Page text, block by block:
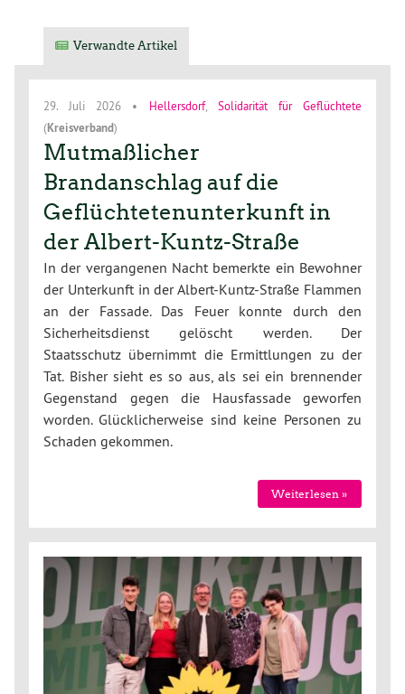
Verwandte Artikel
29. Juli 2026 • Hellersdorf, Solidarität für Geflüchtete
(Kreisverband)
Mutmaßlicher
Brandanschlag auf die
Geflüchtetenunterkunft in
der Albert-Kuntz-Straße
In der vergangenen Nacht bemerkte ein Bewohner
der Unterkunft in der Albert-Kuntz-Straße Flammen
an der Fassade. Das Feuer konnte durch den
Sicherheitsdienst gelöscht werden. Der
Staatsschutz übernimmt die Ermittlungen zu der
Tat. Bisher sieht es so aus, als sei ein brennender
Gegenstand gegen die Hausfassade geworfen
worden. Glücklicherweise sind keine Personen zu
Schaden gekommen.
Weiterlesen »